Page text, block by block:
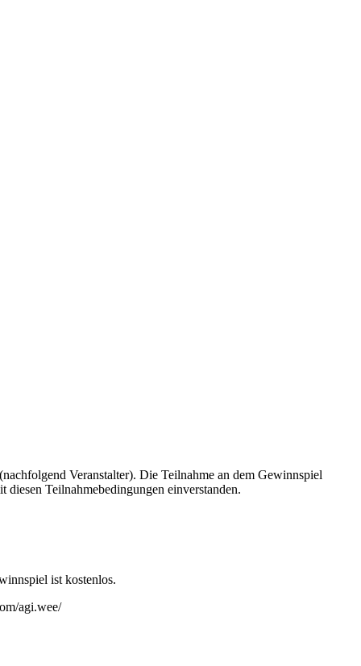
Veranstalter). Die Teilnahme an dem Gewinnspiel
Teilnahmebedingungen einverstanden.
ist kostenlos.
agi.wee/